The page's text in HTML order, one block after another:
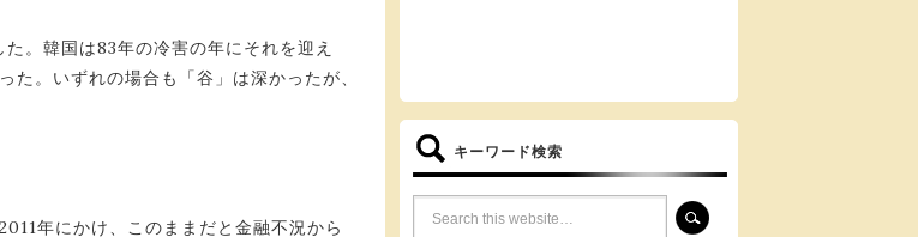
。韓国は83年の冷害の年にそれを迎え
。いずれの場合も「谷」は深かったが、
年にかけ、このままだと金融不況から
キーワード検索